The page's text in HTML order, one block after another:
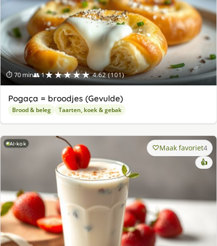
⏱ 70 min👥 1★★★★★ 4.62 (101)
Pogaça = broodjes (Gevulde)
Brood & beleg Taarten, koek & gebak
AI-kok Maak favoriet4
👍